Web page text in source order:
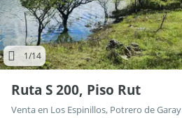
1/14
Ruta S 200, Piso Rut
Venta en Los Espinillos, Potrero de Garay